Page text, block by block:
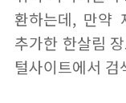
환하는데, 만약
추가한 한살림
털사이트에서